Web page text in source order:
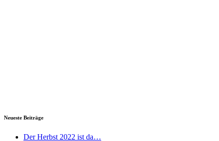
Neueste Beiträge
Der Herbst 2022 ist da…